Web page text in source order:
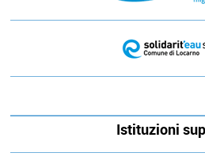
Istituzioni